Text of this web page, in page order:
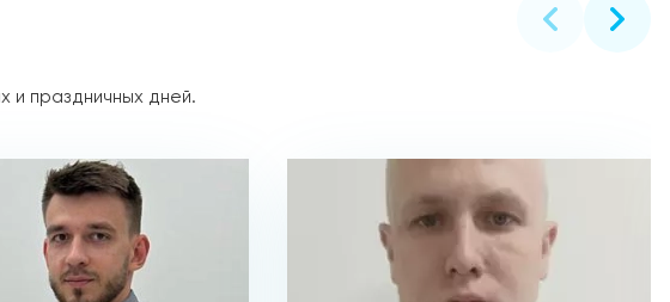
и праздничных дней.